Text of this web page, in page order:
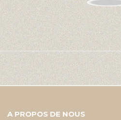
A PROPOS DE NOUS